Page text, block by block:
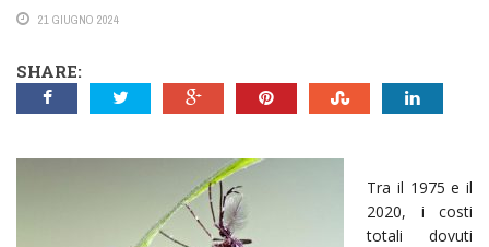
21 GIUGNO 2024
SHARE:
Tra il 1975 e il
2020, i costi
totali dovuti